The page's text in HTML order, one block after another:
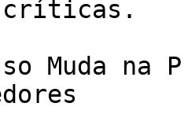
críticas.
Muda na